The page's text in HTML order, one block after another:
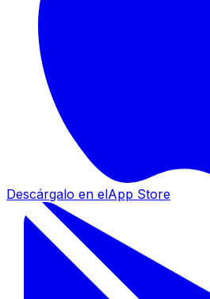
Descárgalo en elApp Store